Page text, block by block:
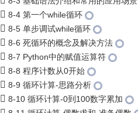
8-4 第一个while循环
8-5 单步调试while循环
8-6 死循环的概念及解决方法
8-7 Python中的赋值运算符
8-8 程序计数从0开始
8-9 循环计算-思路分析
8-10 循环计算-0到100数字累加